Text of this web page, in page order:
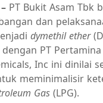
PT Bukit Asam Tbk
dan
dymethil ether
PT
Inc ini dinilai
meminimalisir
Gas (LPG).